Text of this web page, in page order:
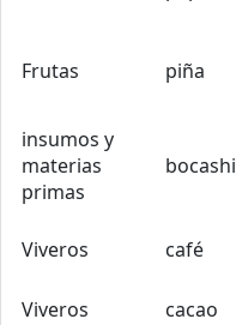
Frutas piña
insumos y
materias
primas
bocashi
Viveros café
Viveros cacao